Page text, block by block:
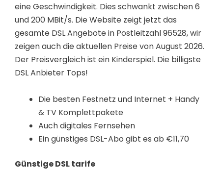
eine Geschwindigkeit. Dies schwankt zwischen 6
und 200 MBit/s. Die Website zeigt jetzt das
gesamte DSL Angebote in Postleitzahl 96528, wir
zeigen auch die aktuellen Preise von August 2026.
Der Preisvergleich ist ein Kinderspiel. Die billigste
DSL Anbieter Tops!
Die besten Festnetz und Internet + Handy
& TV Komplettpakete
Auch digitales Fernsehen
Ein günstiges DSL-Abo gibt es ab €11,70
Günstige DSL tarife